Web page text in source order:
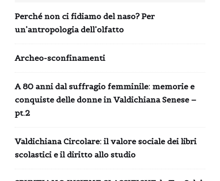
Perché non ci fidiamo del naso? Per
un’antropologia dell’olfatto
Archeo-sconfinamenti
A 80 anni dal suffragio femminile: memorie e
conquiste delle donne in Valdichiana Senese –
pt.2
Valdichiana Circolare: il valore sociale dei libri
scolastici e il diritto allo studio